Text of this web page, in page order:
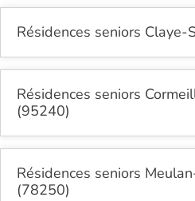
Résidences seniors
Résidences seniors
(95240)
Résidences seniors
(78250)